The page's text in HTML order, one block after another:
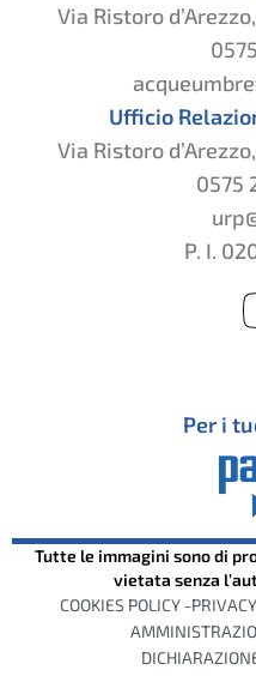
Via Ristoro
Ufficio
Via Ristoro
0575
P. I.
Per i
Tutte le immagini sono di
vietata senza
COOKIES POLICY -